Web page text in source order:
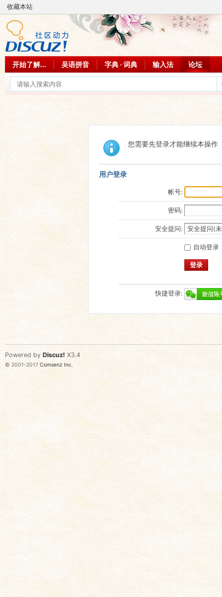
收藏本站
开始了解... 吴语拼音 字典 · 词典 输入法 论坛
您需要先登录才能继续本操作
用户登录
帐号:
密码:
安全提问:
自动登录
登录
快捷登录:
Powered by Discuz! X3.4
© 2001-2017 Comsenz Inc.